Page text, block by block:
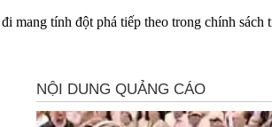
mang tính đột phá tiếp theo trong chính